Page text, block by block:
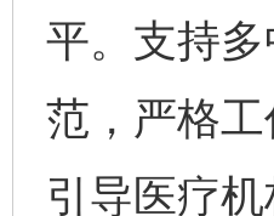
平。支持
范，严格
引导医疗